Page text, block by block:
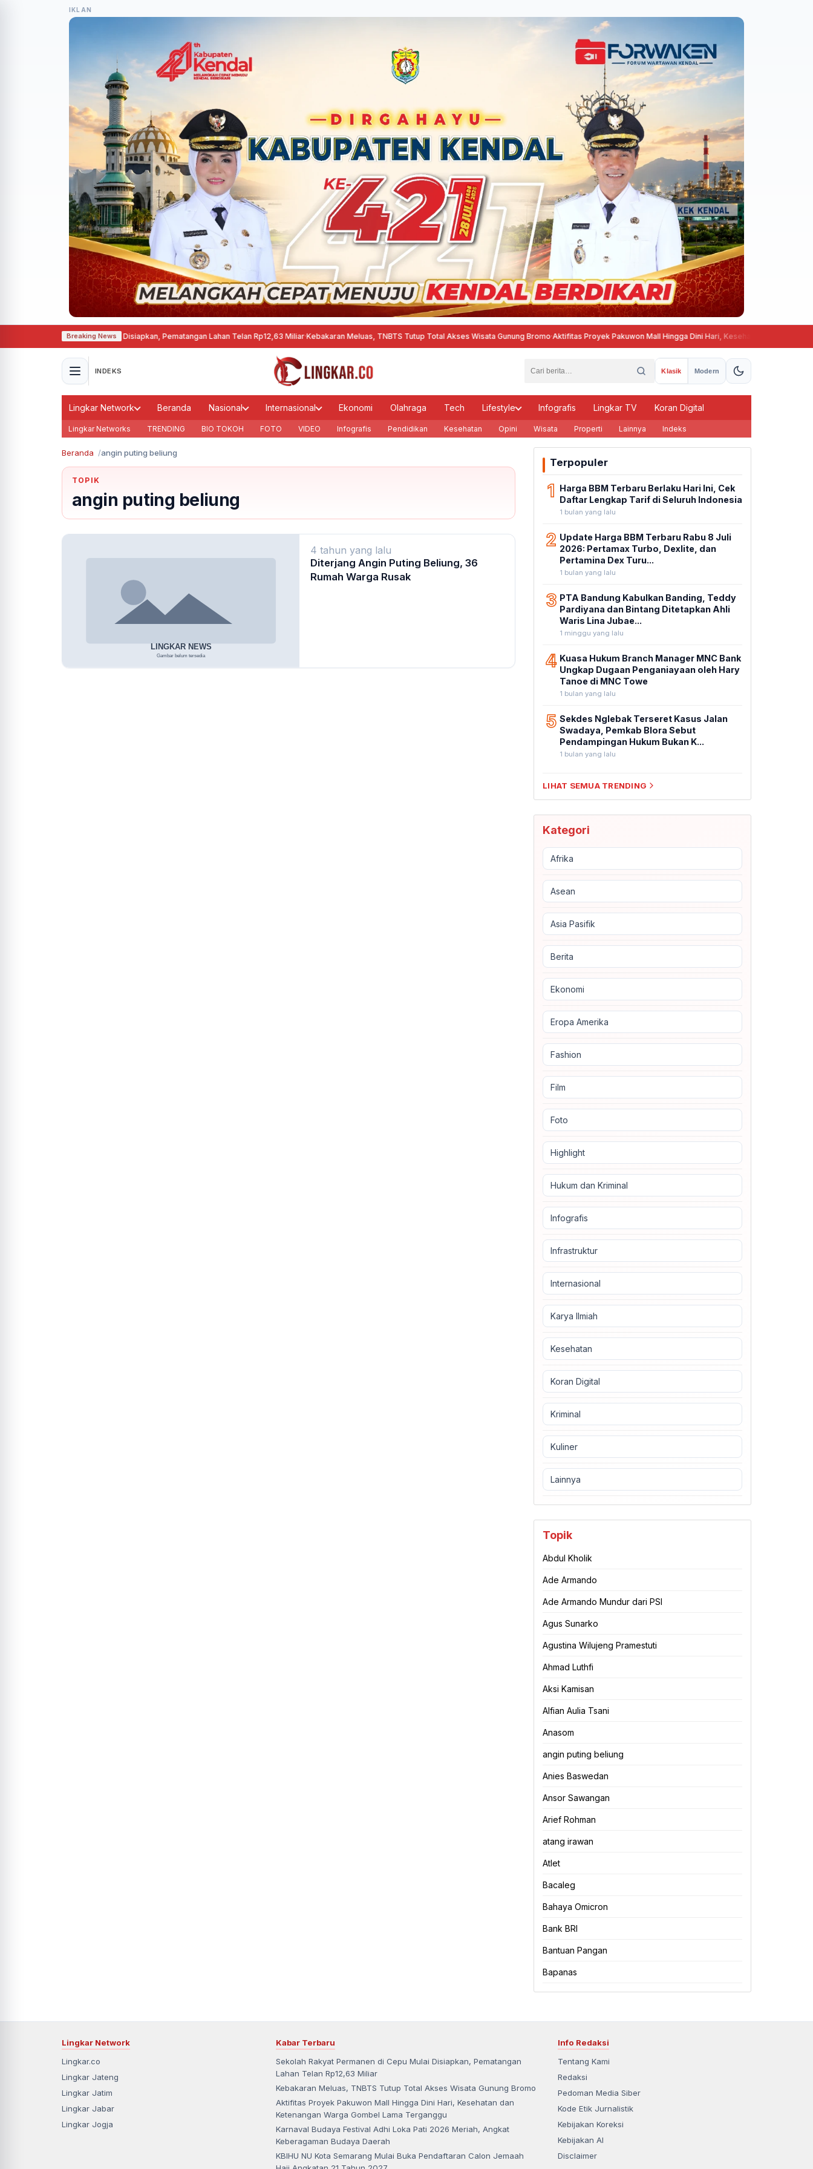
IKLAN
Breaking News
Permanen di Cepu Mulai Disiapkan, Pematangan Lahan Telan Rp12,63 Miliar·Kebakaran Meluas, TNBTS Tutup Total Akses Wisata Gunung Bromo ·Aktifitas Proyek Pakuwon Mall Hingga Dini Hari, Kesehatan dan Ketenangan
INDEKS Klasik Modern
Lingkar Network Beranda Nasional Internasional Ekonomi Olahraga Tech Lifestyle Infografis Lingkar TV Koran Digital
Lingkar Networks TRENDING BIO TOKOH FOTO VIDEO Infografis Pendidikan Kesehatan Opini Wisata Properti Lainnya Indeks
Beranda angin puting beliung
TOPIK
angin puting beliung
4 tahun yang lalu
Diterjang Angin Puting Beliung, 36
Rumah Warga Rusak
Terpopuler
1 Harga BBM Terbaru Berlaku Hari Ini, Cek
Daftar Lengkap Tarif di Seluruh Indonesia
1 bulan yang lalu
2 Update Harga BBM Terbaru Rabu 8 Juli
2026: Pertamax Turbo, Dexlite, dan
Pertamina Dex Turu...
1 bulan yang lalu
3 PTA Bandung Kabulkan Banding, Teddy
Pardiyana dan Bintang Ditetapkan Ahli
Waris Lina Jubae...
1 minggu yang lalu
4 Kuasa Hukum Branch Manager MNC Bank
Ungkap Dugaan Penganiayaan oleh Hary
Tanoe di MNC Towe
1 bulan yang lalu
5 Sekdes Nglebak Terseret Kasus Jalan
Swadaya, Pemkab Blora Sebut
Pendampingan Hukum Bukan K...
1 bulan yang lalu
LIHAT SEMUA TRENDING
Kategori
Afrika
Asean
Asia Pasifik
Berita
Ekonomi
Eropa Amerika
Fashion
Film
Foto
Highlight
Hukum dan Kriminal
Infografis
Infrastruktur
Internasional
Karya Ilmiah
Kesehatan
Koran Digital
Kriminal
Kuliner
Lainnya
Topik
Abdul Kholik
Ade Armando
Ade Armando Mundur dari PSI
Agus Sunarko
Agustina Wilujeng Pramestuti
Ahmad Luthfi
Aksi Kamisan
Alfian Aulia Tsani
Anasom
angin puting beliung
Anies Baswedan
Ansor Sawangan
Arief Rohman
atang irawan
Atlet
Bacaleg
Bahaya Omicron
Bank BRI
Bantuan Pangan
Bapanas
Lingkar Network
Lingkar.co
Lingkar Jateng
Lingkar Jatim
Lingkar Jabar
Lingkar Jogja
Kabar Terbaru
Sekolah Rakyat Permanen di Cepu Mulai Disiapkan, Pematangan
Lahan Telan Rp12,63 Miliar
Kebakaran Meluas, TNBTS Tutup Total Akses Wisata Gunung Bromo
Aktifitas Proyek Pakuwon Mall Hingga Dini Hari, Kesehatan dan
Ketenangan Warga Gombel Lama Terganggu
Karnaval Budaya Festival Adhi Loka Pati 2026 Meriah, Angkat
Keberagaman Budaya Daerah
KBIHU NU Kota Semarang Mulai Buka Pendaftaran Calon Jemaah
Info Redaksi
Tentang Kami
Redaksi
Pedoman Media Siber
Kode Etik Jurnalistik
Kebijakan Koreksi
Kebijakan AI
Disclaimer